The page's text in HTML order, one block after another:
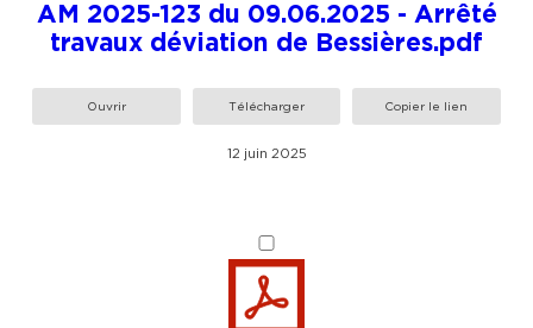
AM 2025-123 du 09.06.2025 - Arrêté
travaux déviation de Bessières.pdf
Ouvrir Télécharger Copier le lien
12 juin 2025